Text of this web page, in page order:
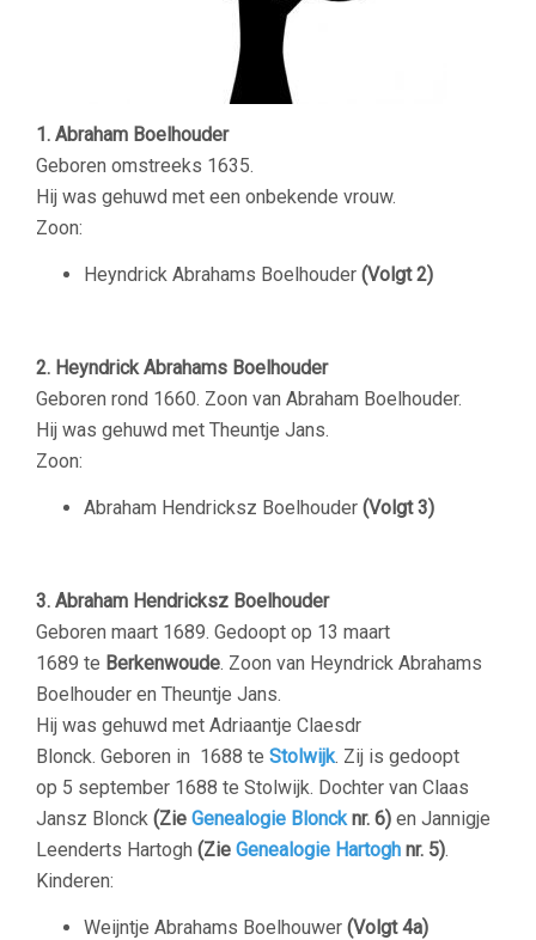
1. Abraham Boelhouder
Geboren omstreeks 1635.
Hij was gehuwd met een onbekende vrouw.
Zoon:
Heyndrick Abrahams Boelhouder (Volgt 2)
2. Heyndrick Abrahams Boelhouder
Geboren rond 1660. Zoon van Abraham Boelhouder.
Hij was gehuwd met Theuntje Jans.
Zoon:
Abraham Hendricksz Boelhouder (Volgt 3)
3. Abraham Hendricksz Boelhouder
Geboren maart 1689. Gedoopt op 13 maart
1689 te Berkenwoude. Zoon van Heyndrick Abrahams
Boelhouder en Theuntje Jans.
Hij was gehuwd met Adriaantje Claesdr
Blonck. Geboren in 1688 te Stolwijk. Zij is gedoopt
op 5 september 1688 te Stolwijk. Dochter van Claas
Jansz Blonck (Zie Genealogie Bloncknr. 6) en Jannigje
Leenderts Hartogh (Zie Genealogie Hartogh nr. 5).
Kinderen:
Weijntje Abrahams Boelhouwer (Volgt 4a)